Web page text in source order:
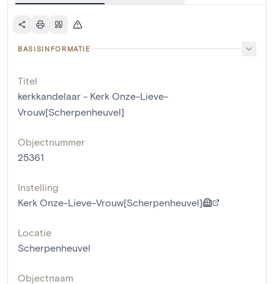
BASISINFORMATIE
Titel
kerkkandelaar - Kerk Onze-Lieve-
Vrouw[Scherpenheuvel]
Objectnummer
25361
Instelling
Kerk Onze-Lieve-Vrouw[Scherpenheuvel]
Locatie
Scherpenheuvel
Objectnaam